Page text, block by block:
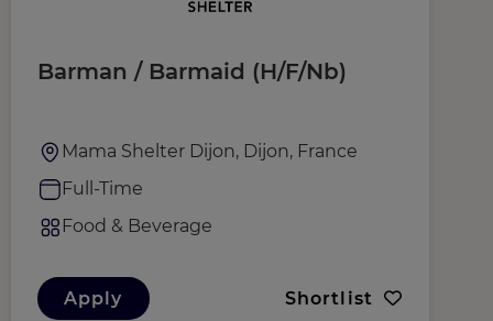
Barman / Barmaid (H/F/Nb)
Mama Shelter Dijon, Dijon, France
Full-Time
Food & Beverage
Apply Shortlist